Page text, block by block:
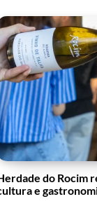
do Rocim
e